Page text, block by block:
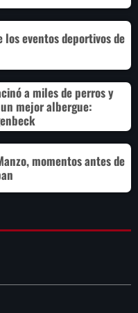
los eventos deportivos de
a miles de perros y
mejor albergue:
momentos antes de